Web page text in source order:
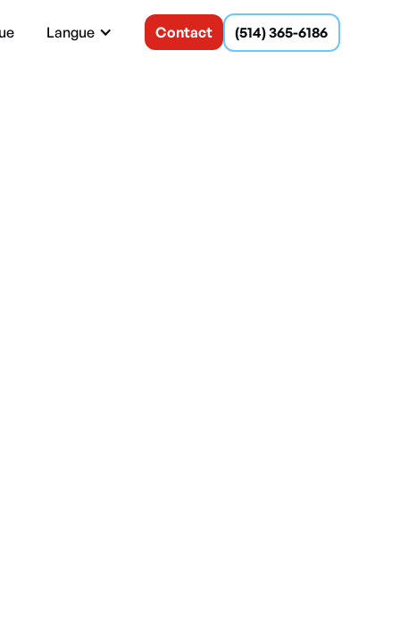
Langue Contact (514) 365-6186